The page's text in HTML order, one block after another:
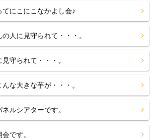
にこにこなかよし会♪
人に見守られて・・・。
守られて・・・。
な大きな芋が・・・。
ルシアターです。
です。